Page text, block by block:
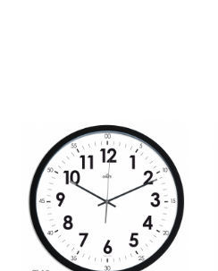
Quickview
Aggiungi
ai
preferiti
confronto